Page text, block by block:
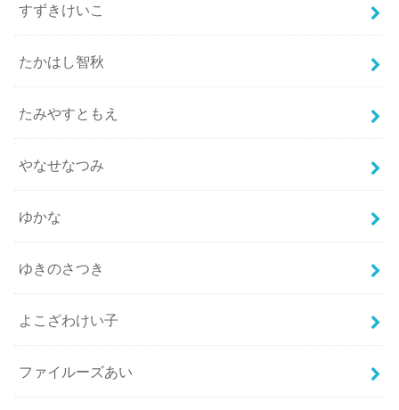
すずきけいこ
たかはし智秋
たみやすともえ
やなせなつみ
ゆかな
ゆきのさつき
よこざわけい子
ファイルーズあい